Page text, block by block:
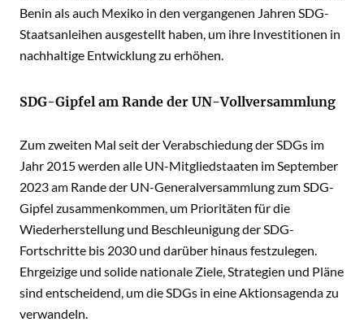
Benin als auch Mexiko in den vergangenen Jahren SDG-
Staatsanleihen ausgestellt haben, um ihre Investitionen in
nachhaltige Entwicklung zu erhöhen.
SDG-Gipfel am Rande der UN-Vollversammlung
Zum zweiten Mal seit der Verabschiedung der SDGs im
Jahr 2015 werden alle UN-Mitgliedstaaten im September
2023 am Rande der UN-Generalversammlung zum SDG-
Gipfel zusammenkommen, um Prioritäten für die
Wiederherstellung und Beschleunigung der SDG-
Fortschritte bis 2030 und darüber hinaus festzulegen.
Ehrgeizige und solide nationale Ziele, Strategien und Pläne
sind entscheidend, um die SDGs in eine Aktionsagenda zu
verwandeln.